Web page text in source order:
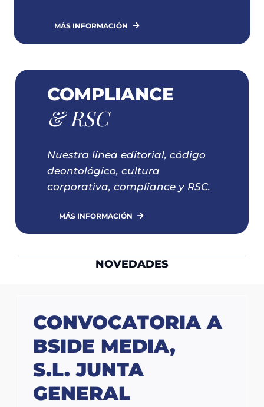
MÁS INFORMACIÓN
COMPLIANCE
& RSC
Nuestra línea editorial, código
deontológico, cultura
corporativa, compliance y RSC.
MÁS INFORMACIÓN
NOVEDADES
CONVOCATORIA A
BSIDE MEDIA,
S.L. JUNTA
GENERAL